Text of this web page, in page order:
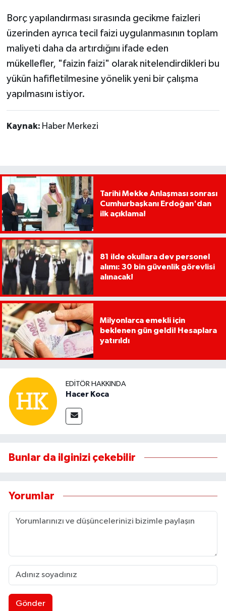
Borç yapılandırması sırasında gecikme faizleri
üzerinden ayrıca tecil faizi uygulanmasının toplam
maliyeti daha da artırdığını ifade eden
mükellefler, "faizin faizi" olarak nitelendirdikleri bu
yükün hafifletilmesine yönelik yeni bir çalışma
yapılmasını istiyor.
Kaynak: Haber Merkezi
Tarihi Mekke Anlaşması sonrası
Cumhurbaşkanı Erdoğan'dan
ilk açıklama!
81 ilde okullara dev personel
alımı: 30 bin güvenlik görevlisi
alınacak!
Milyonlarca emekli için
beklenen gün geldi! Hesaplara
yatırıldı
EDITÖR HAKKINDA
Hacer Koca
Bunlar da ilginizi çekebilir
Yorumlar
Gönder